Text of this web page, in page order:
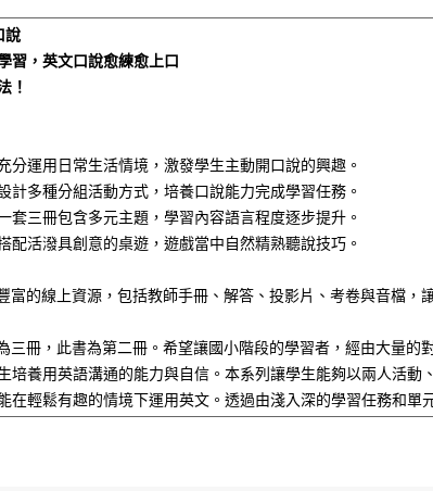
說
習，英文口說愈練愈上口
！
充分運用日常生活情境，激發學生主動開口說的興趣。
設計多種分組活動方式，培養口說能力完成學習任務。
一套三冊包含多元主題，學習內容語言程度逐步提升。
搭配活潑具創意的桌遊，遊戲當中自然精熟聽說技巧。
富的線上資源，包括教師手冊、解答、投影片、考卷與音檔，
三冊，此書為第二冊。希望讓國小階段的學習者，經由大量
培養用英語溝通的能力與自信。本系列讓學生能夠以兩人活
在輕鬆有趣的情境下運用英文。透過由淺入深的學習任務和